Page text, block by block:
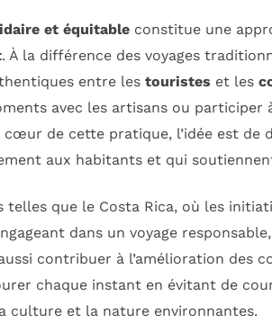
et équitable constitue une
. À la différence des voyages
entre les touristes et les
avec les artisans ou
cœur de cette pratique, l’idée est de
aux habitants et qui
telles que le Costa Rica, où les
dans un voyage
contribuer à l’amélioration des
chaque instant en évitant de
culture et la nature environnantes.